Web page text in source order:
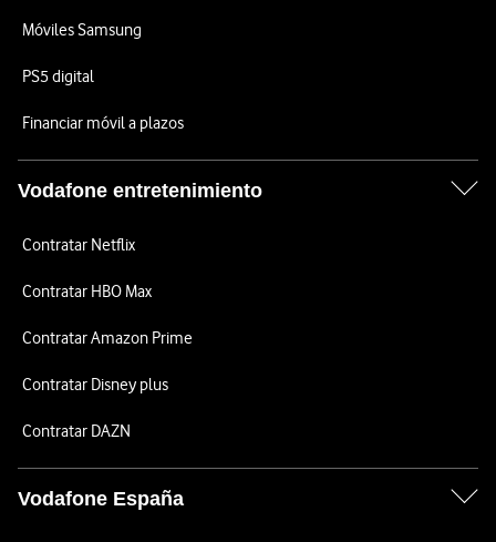
Móviles Samsung
PS5 digital
Financiar móvil a plazos
Vodafone entretenimiento
Contratar Netflix
Contratar HBO Max
Contratar Amazon Prime
Contratar Disney plus
Contratar DAZN
Vodafone España